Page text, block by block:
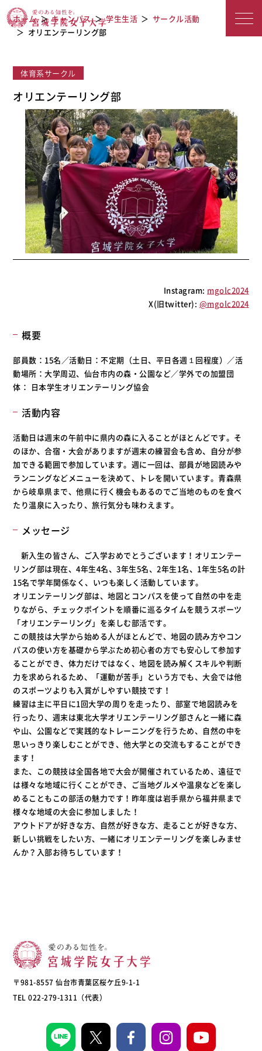
オリエンテーリング部
ホーム キャンパス 学生生活
サークル活動
オリエンテーリング部
体育系サークル
オリエンテーリング部
Instagram: mgolc2024
X(旧twitter): @mgolc2024
概要
部員数：15名／活動日：不定期（土日、平日各週１回程度）／活
動場所：大学周辺、仙台市内の森・公園など／学外での加盟団
体： 日本学生オリエンテーリング協会
活動内容
活動日は週末の午前中に県内の森に入ることがほとんどです。そ
のほか、合宿・大会がありますが週末の練習会も含め、自分が参
加できる範囲で参加しています。週に一回は、部員が地図読みや
ランニングなどメニューを決めて、トレを開いています。青森県
から岐阜県まで、他県に行く機会もあるのでご当地のものを食べ
たり温泉に入ったり、旅行気分も味わえます。
メッセージ
新入生の皆さん、ご入学おめでとうございます！オリエンテー
リング部は現在、4年生4名、3年生5名、2年生1名、1年生5名の計
15名で学年関係なく、いつも楽しく活動しています。
オリエンテーリング部は、地図とコンパスを使って自然の中を走
りながら、チェックポイントを順番に巡るタイムを競うスポーツ
「オリエンテーリング」を楽しむ部活です。
この競技は大学から始める人がほとんどで、地図の読み方やコン
パスの使い方を基礎から学ぶため初心者の方でも安心して参加す
ることができ、体力だけではなく、地図を読み解くスキルや判断
力を求められるため、「運動が苦手」という方でも、大会では他
のスポーツよりも入賞がしやすい競技です！
練習は主に平日に1回大学の周りを走ったり、部室で地図読みを
行ったり、週末は東北大学オリエンテーリング部さんと一緒に森
や山、公園などで実践的なトレーニングを行うため、自然の中を
思いっきり楽しむことができ、他大学との交流もすることができ
ます！
また、この競技は全国各地で大会が開催されているため、遠征で
は様々な地域に行くことができ、ご当地グルメや温泉などを楽し
めることもこの部活の魅力です！昨年度は岩手県から福井県まで
様々な地域の大会に参加しました！
アウトドアが好きな方、自然が好きな方、走ることが好きな方、
新しい挑戦をしたい方、一緒にオリエンテーリングを楽しみませ
んか？入部お待ちしています！
〒981-8557 仙台市青葉区桜ケ丘9-1-1
TEL 022-279-1311（代表）